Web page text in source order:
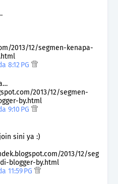
2013/12/segmen-kenapa-
8:12 PG
2013/12/segmen-
by.html
9:10 PG
sini ya :)
2013/12/seg
blogger-by.html
11:59 PG